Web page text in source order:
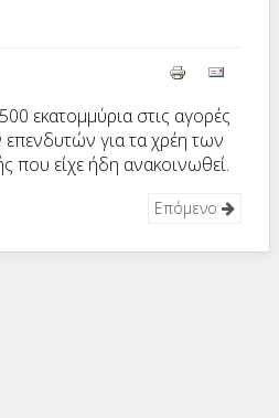
εκατομμύρια στις αγορές
για τα χρέη των
που είχε ήδη ανακοινωθεί.
Επόμενο